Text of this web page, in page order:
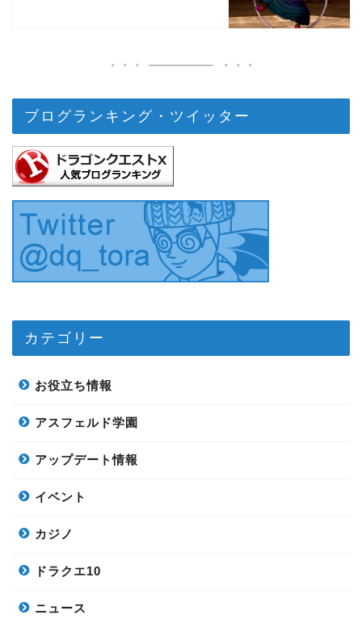
ブログランキング・ツイッター
カテゴリー
お役立ち情報
アスフェルド学園
アップデート情報
イベント
カジノ
ドラクエ10
ニュース